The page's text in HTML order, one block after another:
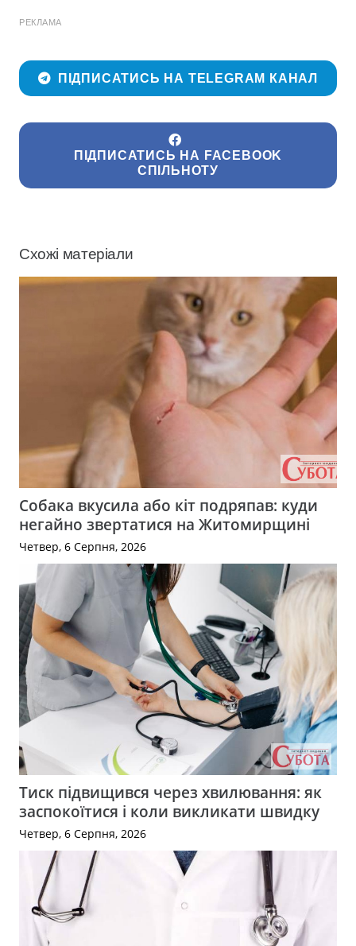
РЕКЛАМА
ПІДПИСАТИСЬ НА TELEGRAM КАНАЛ
ПІДПИСАТИСЬ НА FACEBOOK
СПІЛЬНОТУ
Схожі матеріали
Собака вкусила або кіт подряпав: куди
негайно звертатися на Житомирщині
Четвер, 6 Серпня, 2026
Тиск підвищився через хвилювання: як
заспокоїтися і коли викликати швидку
Четвер, 6 Серпня, 2026